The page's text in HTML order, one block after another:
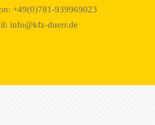
+49(0)781-939969023
info@kfz-duerr.de